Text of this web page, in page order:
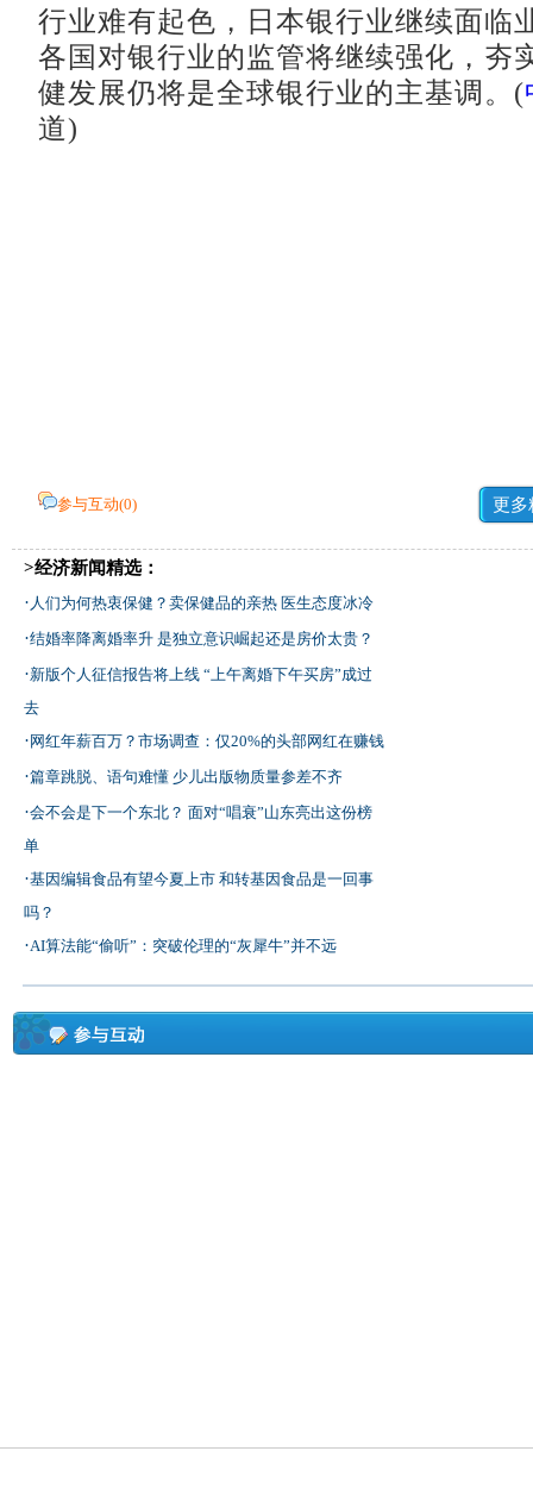
行业难有起色，日本银行业继续面临
各国对银行业的监管将继续强化，夯
健发展仍将是全球银行业的主基调。(
道)
参与互动(0) 更多
>经济新闻精选：
· 人们为何热衷保健？卖保健品的亲热 医生态度冰冷
·结婚率降离婚率升 是独立意识崛起还是房价太贵？
·新版个人征信报告将上线 “上午离婚下午买房”成过
去
·网红年薪百万？市场调查：仅20%的头部网红在赚钱
·篇章跳脱、语句难懂 少儿出版物质量参差不齐
·会不会是下一个东北？ 面对“唱衰”山东亮出这份榜
单
·基因编辑食品有望今夏上市 和转基因食品是一回事
吗？
·AI算法能“偷听”：突破伦理的“灰犀牛”并不远